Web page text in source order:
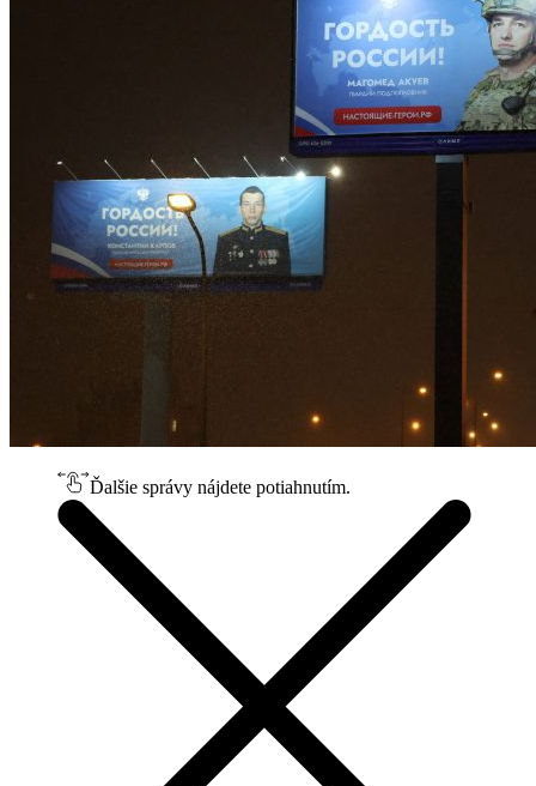
Ďalšie správy nájdete potiahnutím.